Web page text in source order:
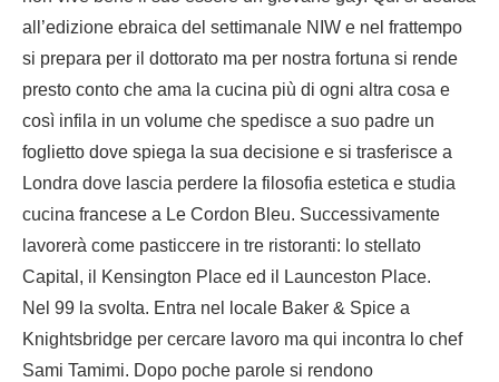
all’edizione ebraica del settimanale NIW e nel frattempo
si prepara per il dottorato ma per nostra fortuna si rende
presto conto che ama la cucina più di ogni altra cosa e
così infila in un volume che spedisce a suo padre un
foglietto dove spiega la sua decisione e si trasferisce a
Londra dove lascia perdere la filosofia estetica e studia
cucina francese a Le Cordon Bleu. Successivamente
lavorerà come pasticcere in tre ristoranti: lo stellato
Capital, il Kensington Place ed il Launceston Place.
Nel 99 la svolta. Entra nel locale Baker & Spice a
Knightsbridge per cercare lavoro ma qui incontra lo chef
Sami Tamimi. Dopo poche parole si rendono